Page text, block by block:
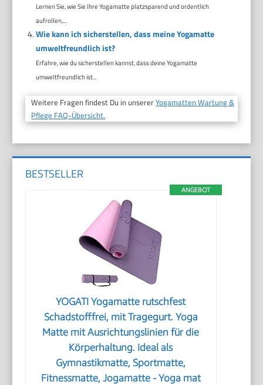
Lernen Sie, wie Sie Ihre Yogamatte platzsparend und ordentlich
aufrollen,...
Wie kann ich sicherstellen, dass meine Yogamatte
umweltfreundlich ist?
Erfahre, wie du sicherstellen kannst, dass deine Yogamatte
umweltfreundlich ist...
Weitere Fragen findest Du in unsererYogamatten Wartung &
Pflege FAQ-Übersicht.
BESTSELLER
ANGEBOT
YOGATI Yogamatte rutschfest
Schadstofffrei, mit Tragegurt. Yoga
Matte mit Ausrichtungslinien für die
Körperhaltung. Ideal als
Gymnastikmatte, Sportmatte,
Fitnessmatte, Jogamatte - Yoga mat